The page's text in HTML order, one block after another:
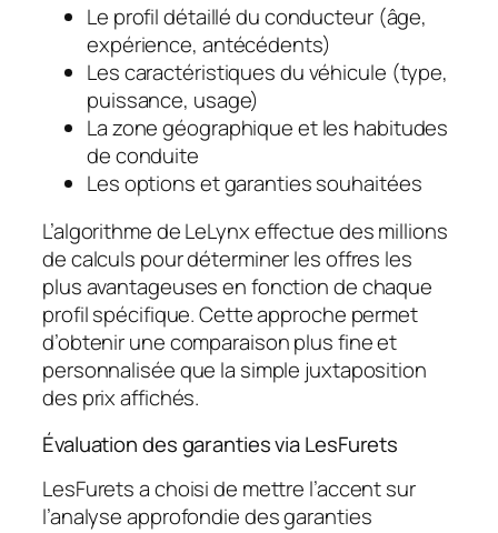
Le profil détaillé du conducteur (âge,
expérience, antécédents)
Les caractéristiques du véhicule (type,
puissance, usage)
La zone géographique et les habitudes
de conduite
Les options et garanties souhaitées
L’algorithme de LeLynx effectue des millions
de calculs pour déterminer les offres les
plus avantageuses en fonction de chaque
profil spécifique. Cette approche permet
d’obtenir une comparaison plus fine et
personnalisée que la simple juxtaposition
des prix affichés.
Évaluation des garanties via LesFurets
LesFurets a choisi de mettre l’accent sur
l’analyse approfondie des garanties